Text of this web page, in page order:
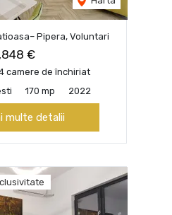
Pipera, Voluntari
€
camere de închiriat
170 mp 2022
multe detalii